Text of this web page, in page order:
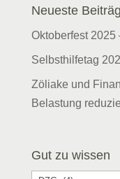
Neueste
Oktoberfest 2025
Selbsthilfetag
Zöliake und
Belastung
Gut zu wissen